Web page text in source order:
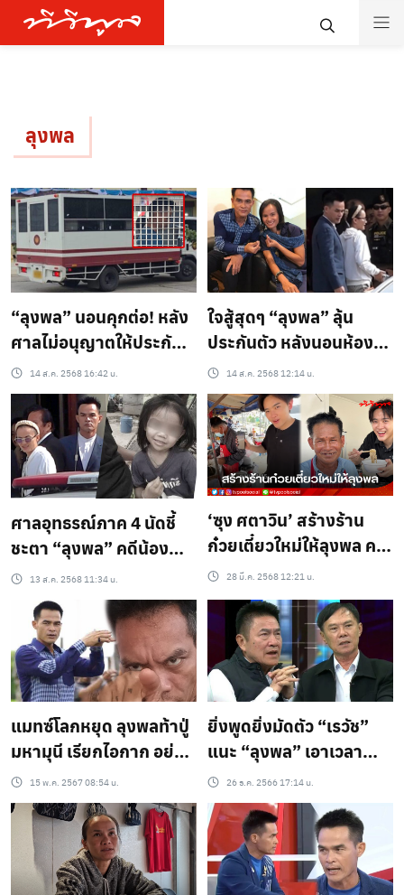
ลุงพล
“ลุงพล” นอนคุกต่อ! หลัง
ศาลไม่อนุญาตให้ประกัน
ตัว เตรียมส่งตัวเข้า “เรือน
จำนครพนม” ทันที!
14 ส.ค. 2568 16:42 น.
ใจสู้สุดๆ “ลุงพล” ลุ้น
ประกันตัว หลังนอนห้อง
กรงคืนแรก ด้าน FC สั่ง
เมนูอร่อยรอ !
14 ส.ค. 2568 12:14 น.
ศาลอุทธรณ์ภาค 4 นัดชี้
ชะตา “ลุงพล” คดีน้อง
ชมพู่ หลังเพิ่มโทษจำคุก
จาก 20 ปี เป็น 26 ปี – ป้า
แต๋นยกฟ้อง
13 ส.ค. 2568 11:34 น.
‘ซุง ศตาวิน’ สร้างร้าน
ก๋วยเตี๋ยวใหม่ให้ลุงพล คน
แห่ต่อคิวยาว
28 มี.ค. 2568 12:21 น.
แมทซ์โลกหยุด ลุงพลท้าปู่
มหามุนี เรียกไอกาก อย่า
ราคาคุย ปู่สวนข้องก็จัด
แต่กลัวจะมาเอาแค่คอน
เทนต์
15 พ.ค. 2567 08:54 น.
ยิ่งพูดยิ่งมัดตัว “เรวัช”
แนะ “ลุงพล” เอาเวลา
ปรึกษาทนายดีกว่า
26 ธ.ค. 2566 17:14 น.